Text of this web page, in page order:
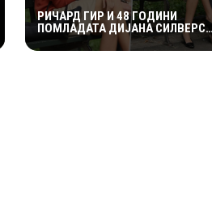
РИЧАРД ГИР И 48 ГОДИНИ
ПОМЛАДАТА ДИЈАНА СИЛВЕРС
СНИМААТ РОМАНСА ВО ЊУЈОРК